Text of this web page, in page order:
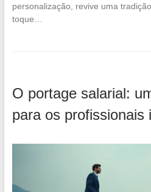
personalização, revive uma
toque…
O portage salarial:
para os profissionais